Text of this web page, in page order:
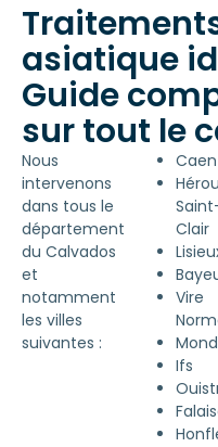
asiatique
Guide
sur tout le
Nous
intervenons
dans tous le
département
du Calvados
et
notamment
les villes
suivantes :
Caen
Clair
Vire
Ifs